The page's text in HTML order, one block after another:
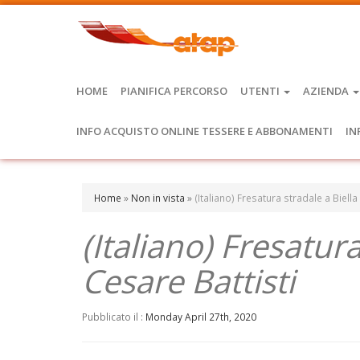
HOME PIANIFICA PERCORSO UTENTI AZIENDA
INFO ACQUISTO ONLINE TESSERE E ABBONAMENTI
Home » Non in vista » (Italiano) Fresatura stradale a
(Italiano)
Cesare Battisti
Pubblicato il : Monday April 27th, 2020